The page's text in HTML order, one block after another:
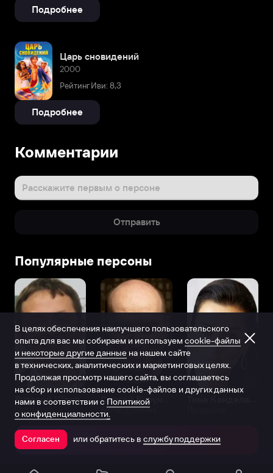
Подробнее
Царь сновидений
2000
Рейтинг Иви: 8,3
Подробнее
Комментарии
Расскажите первым о персоне
Отправить
Популярные персоны
Виталий Шляппо
Продюсер Актёр дубляжа
Открыть в приложении
В целях обеспечения наилучшего пользовательского
опыта для вас мы собираем и используем cookie-файлы
и некоторые другие данные на нашем сайте
в технических, аналитических и маркетинговых целях.
Продолжая просмотр нашего сайта, вы соглашаетесь
на сбор и использование cookie-файлов и других данных
нами в соответствии с Политикой
о конфиденциальности.
Согласен или обратитесь в службу поддержки